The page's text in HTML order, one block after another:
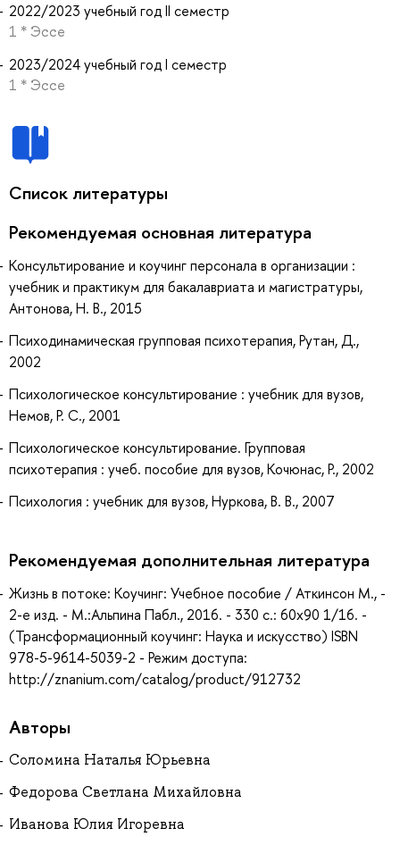
2022/2023 учебный год II семестр
1 * Эссе
2023/2024 учебный год I семестр
1 * Эссе
Список литературы
Рекомендуемая основная литература
Консультирование и коучинг персонала в организации :
учебник и практикум для бакалавриата и магистратуры,
Антонова, Н. В., 2015
Психодинамическая групповая психотерапия, Рутан, Д.,
2002
Психологическое консультирование : учебник для вузов,
Немов, Р. С., 2001
Психологическое консультирование. Групповая
психотерапия : учеб. пособие для вузов, Кочюнас, Р., 2002
Психология : учебник для вузов, Нуркова, В. В., 2007
Рекомендуемая дополнительная литература
Жизнь в потоке: Коучинг: Учебное пособие / Аткинсон М., -
2-е изд. - М.:Альпина Пабл., 2016. - 330 с.: 60x90 1/16. -
(Трансформационный коучинг: Наука и искусство) ISBN
978-5-9614-5039-2 - Режим доступа:
http://znanium.com/catalog/product/912732
Авторы
Соломина Наталья Юрьевна
Федорова Светлана Михайловна
Иванова Юлия Игоревна